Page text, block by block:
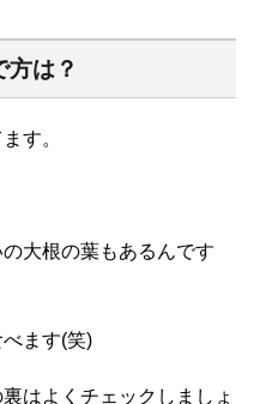
方は？
す。
大根の葉もあるんです
ます(笑)
はよくチェックしましょ